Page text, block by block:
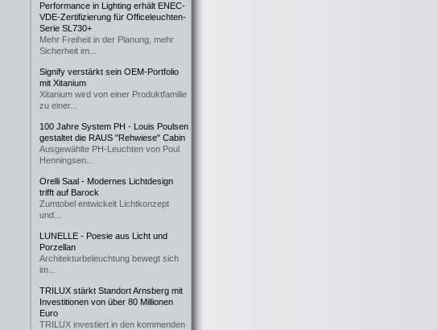
Performance in Lighting erhält ENEC-
VDE-Zertifizierung für Officeleuchten-
Serie SL730+
Mehr Freiheit in der Planung, mehr
Sicherheit im...
Signify verstärkt sein OEM-Portfolio
mit Xitanium
Xitanium wird von einer Produktfamilie
zu einer...
100 Jahre System PH - Louis Poulsen
gestaltet die RAUS "Rehwiese" Cabin
Ausgewählte PH-Leuchten von Poul
Henningsen...
Orelli Saal - Modernes Lichtdesign
trifft auf Barock
Zumtobel entwickelt Lichtkonzept
und...
LUNELLE - Poesie aus Licht und
Porzellan
Architekturbeleuchtung bewegt sich
im...
TRILUX stärkt Standort Arnsberg mit
Investitionen von über 80 Millionen
Euro
TRILUX investiert in den kommenden